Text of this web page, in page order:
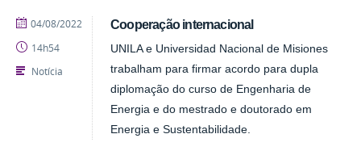
Cooperação internacional
UNILA e Universidad Nacional de Misiones
trabalham para firmar acordo para dupla
diplomação do curso de Engenharia de
Energia e do mestrado e doutorado em
Energia e Sustentabilidade.
publicado
04/08/2022
14h54
Notícia